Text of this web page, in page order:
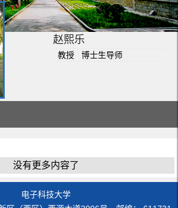
赵熙乐
教授 博士生导师
没有更多内容了
电子科技大学